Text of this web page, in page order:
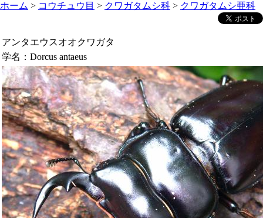
ホーム > コウチュウ目 > クワガタムシ科 > クワガタムシ亜科
アンタエウスオオクワガタ
学名： Dorcus antaeus